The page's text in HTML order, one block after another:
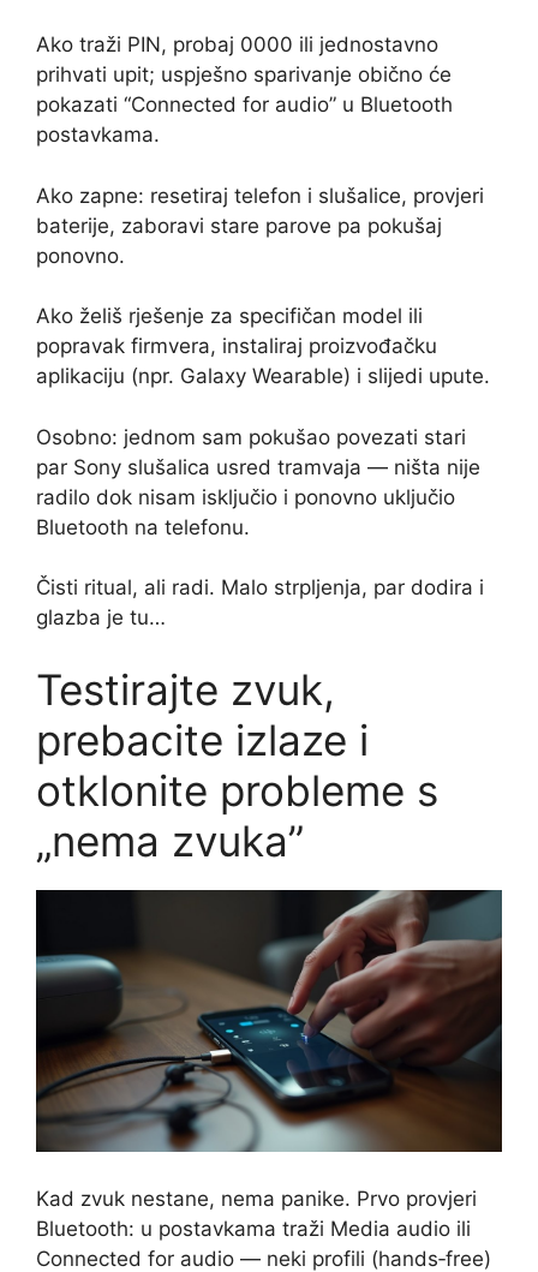
Ako traži PIN, probaj 0000 ili jednostavno
prihvati upit; uspješno sparivanje obično će
pokazati “Connected for audio” u Bluetooth
postavkama.
Ako zapne: resetiraj telefon i slušalice, provjeri
baterije, zaboravi stare parove pa pokušaj
ponovno.
Ako želiš rješenje za specifičan model ili
popravak firmvera, instaliraj proizvođačku
aplikaciju (npr. Galaxy Wearable) i slijedi upute.
Osobno: jednom sam pokušao povezati stari
par Sony slušalica usred tramvaja — ništa nije
radilo dok nisam isključio i ponovno uključio
Bluetooth na telefonu.
Čisti ritual, ali radi. Malo strpljenja, par dodira i
glazba je tu…
Testirajte zvuk,
prebacite izlaze i
otklonite probleme s
„nema zvuka”
Kad zvuk nestane, nema panike. Prvo provjeri
Bluetooth: u postavkama traži Media audio ili
Connected for audio — neki profili (hands‑free)